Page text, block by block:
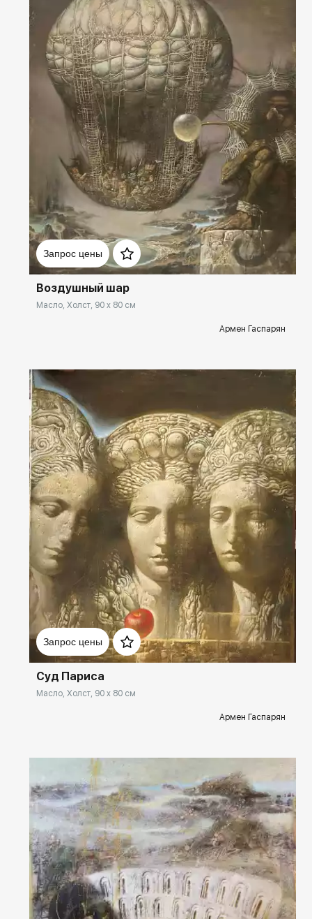
художник нередко выделяет главных героев. Выразительные и
наполненные символами, композиции художника всегда
оставляют зрителю свободу для интерпретаций сюжета.
Запрос цены
Домен: spb.rakovgallery.ru
Воздушный шар
Масло, Холст, 90 x 80 см
Армен Гаспарян
Запрос цены
Домен: spb.rakovgallery.ru
Суд Париса
Масло, Холст, 90 x 80 см
Армен Гаспарян